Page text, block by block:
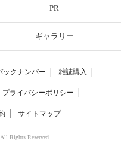
PR
ギャラリー
ックナンバー 雑誌購入
プライバシーポリシー
サイトマップ
Rights Reserved.